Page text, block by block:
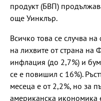
продукт (БВП)
още Уинклър.
Всичко това се случва
на лихвите от страна на
инфлация (до 2,7%) и
се е повишил с 16%).
месеца е от 2,2%, но за
американска икономика